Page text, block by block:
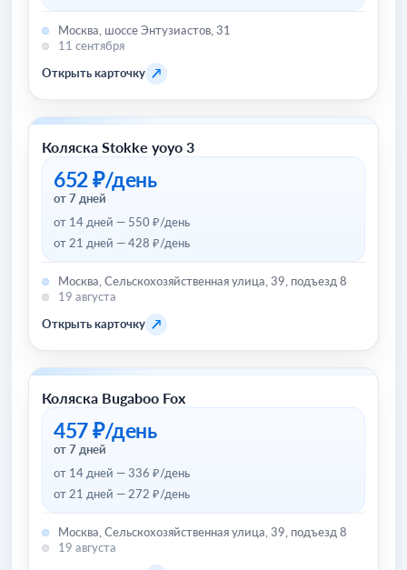
Москва, шоссе Энтузиастов, 31
11 сентября
Открыть карточку ↗
Товары для детей и игрушки
Коляска Stokke yoyo 3
652 ₽/день
от 7 дней
от 14 дней — 550 ₽/день
от 21 дней — 428 ₽/день
Москва, Сельскохозяйственная улица, 39, подъезд 8
19 августа
Открыть карточку ↗
Товары для детей и игрушки
Коляска Bugaboo Fox
457 ₽/день
от 7 дней
от 14 дней — 336 ₽/день
от 21 дней — 272 ₽/день
Москва, Сельскохозяйственная улица, 39, подъезд 8
19 августа